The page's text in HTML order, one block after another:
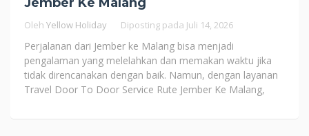
Oleh Yellow Holiday Diposting pada Juli 14, 2026
Perjalanan dari Jember ke Malang bisa menjadi
pengalaman yang melelahkan dan memakan waktu jika
tidak direncanakan dengan baik. Namun, dengan layanan
Travel Door To Door Service Rute Jember Ke Malang,